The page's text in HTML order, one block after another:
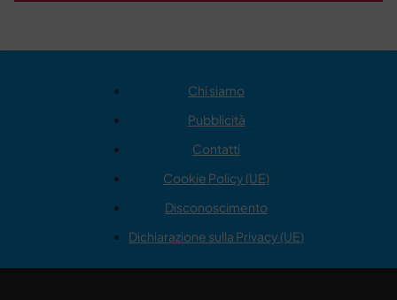
Chi siamo
Pubblicità
Contatti
Cookie Policy (UE)
Disconoscimento
Dichiarazione sulla Privacy (UE)